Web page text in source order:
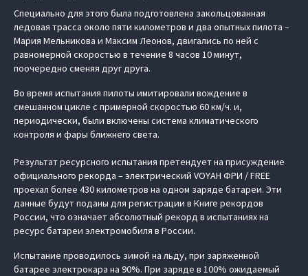
Специально для этого была подготовлена закольцованная
ледовая трасса около пяти километров и два опытных пилота –
Мария Мельникова и Максим Леонов, двигались по ней с
равномерной скоростью в течение 8 часов 10 минут,
поочередно сменяя друг друга.
Во время испытания пилоты имитировали вождение в
смешанном цикле с примерной скоростью 60 км/ч. и,
периодически, были включены система климатического
контроля и фары ближнего света.
Результат ресурсного испытания претендует на присуждение
официального рекорда – электрический VOYAH ФРИ / FREE
проехал более 430 километров на одном заряде батареи. Эти
данные будут поданы для регистрации в Книге рекордов
России, что означает абсолютный рекорд в испытаниях на
ресурс батареи электромобиля в России.
Испытание проводилось зимой на льду, при заряженной
батарее электрокара на 90%. При заряде в 100% ожидаемый